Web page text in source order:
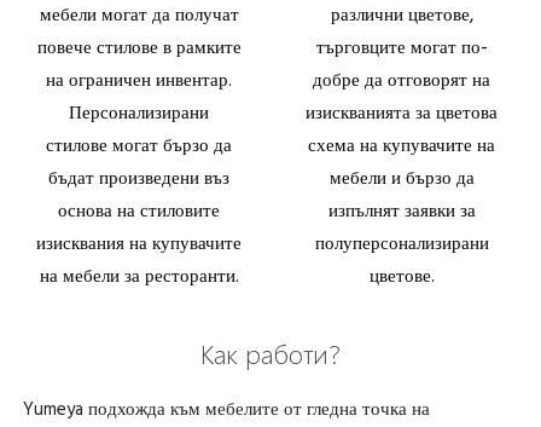
мебели могат да получат
повече стилове в рамките
на ограничен инвентар.
Персонализирани
стилове могат бързо да
бъдат произведени въз
основа на стиловите
изисквания на купувачите
на мебели за ресторанти.
различни цветове,
търговците могат по-
добре да отговорят на
изискванията за цветова
схема на купувачите на
мебели и бързо да
изпълнят заявки за
полуперсонализирани
цветове.
Как работи?
Yumeya подхожда към мебелите от гледна точка на